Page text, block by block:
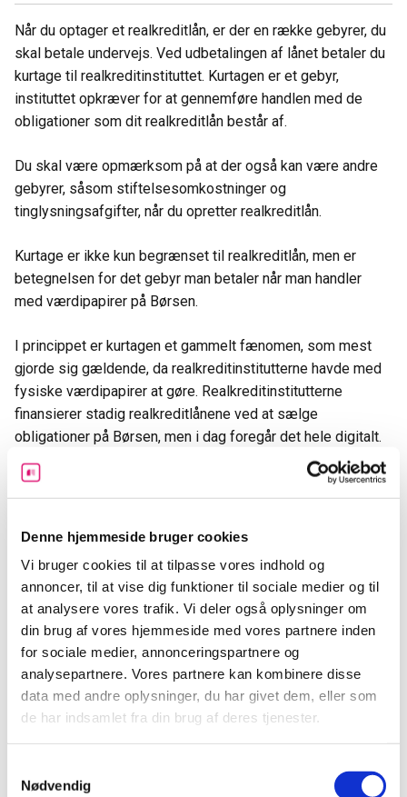
Denne hjemmeside bruger cookies
Vi bruger cookies til at tilpasse vores indhold og
annoncer, til at vise dig funktioner til sociale medier og til
at analysere vores trafik. Vi deler også oplysninger om
din brug af vores hjemmeside med vores partnere inden
for sociale medier, annonceringspartnere og
analysepartnere. Vores partnere kan kombinere disse
data med andre oplysninger, du har givet dem, eller som
de har indsamlet fra din brug af deres tjenester.
Nødvendig
Når du optager et realkreditlån, er der en række gebyrer, du
skal betale undervejs. Ved udbetalingen af lånet betaler du
kurtage til realkreditinstituttet. Kurtagen er et gebyr,
instituttet opkræver for at gennemføre handlen med de
obligationer som dit realkreditlån består af.
Du skal være opmærksom på at der også kan være andre
gebyrer, såsom stiftelsesomkostninger og
tinglysningsafgifter, når du opretter realkreditlån.
Kurtage er ikke kun begrænset til realkreditlån, men er
betegnelsen for det gebyr man betaler når man handler
med værdipapirer på Børsen.
I princippet er kurtagen et gammelt fænomen, som mest
gjorde sig gældende, da realkreditinstitutterne havde med
fysiske værdipapirer at gøre. Realkreditinstitutterne
finansierer stadig realkreditlånene ved at sælge
obligationer på Børsen, men i dag foregår det hele digitalt.
Hvor meget ligger satsen på?
normale rate for kurtage, på tværs af alle
realkreditinstitutter, på 0,15 procent af lånets oprindelige
beløb.
Derudover kan der i visse tilfælde være en kursskæring
oven i lånet, som grundlæggende blot er indført for at gøre
det mindre attraktivt at lægge et lån om. Det er en form for
ekstra rente, som lægges oven på den eksisterende rente,
men fordeles ud over hele låneperioden. Denne ligger